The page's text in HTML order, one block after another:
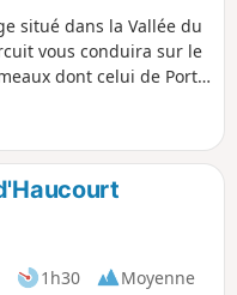
situé dans la Vallée du
vous conduira sur le
dont celui de Port-
1h30
Moyenne